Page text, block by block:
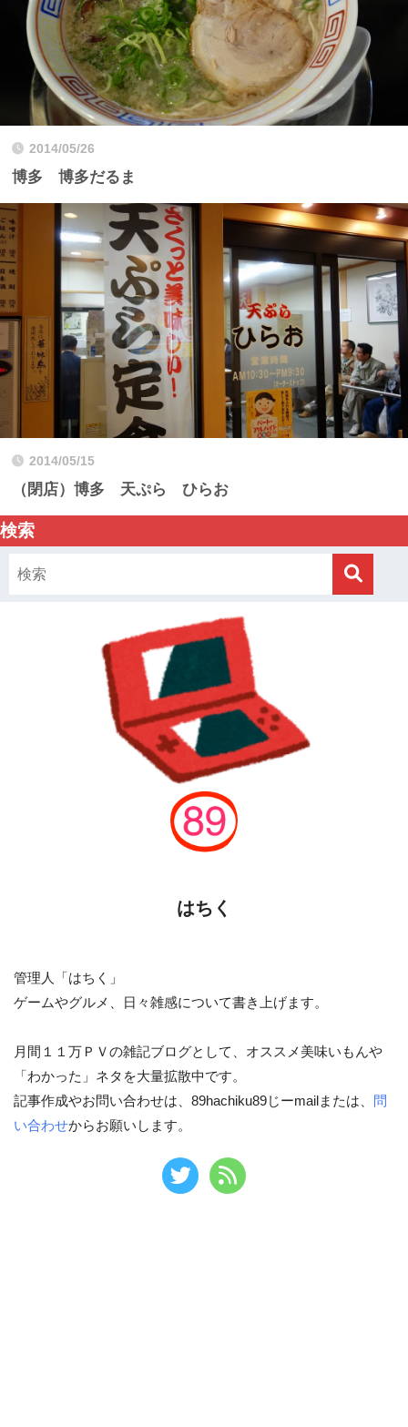
2014/05/26
博多 博多だるま
2014/05/15
（閉店）博多 天ぷら ひらお
検索
はちく
管理人「はちく」
ゲームやグルメ、日々雑感について書き上げます。
月間１１万ＰＶの雑記ブログとして、オススメ美味いもんや
「わかった」ネタを大量拡散中です。
記事作成やお問い合わせは、89hachiku89じーmailまたは、
問
い合わせからお願いします。